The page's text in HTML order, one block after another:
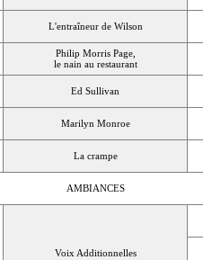
L'entraîneur de Wilson
Philip Morris Page,
le nain au restaurant
Ed Sullivan
Marilyn Monroe
La crampe
AMBIANCES
Voix Additionnelles